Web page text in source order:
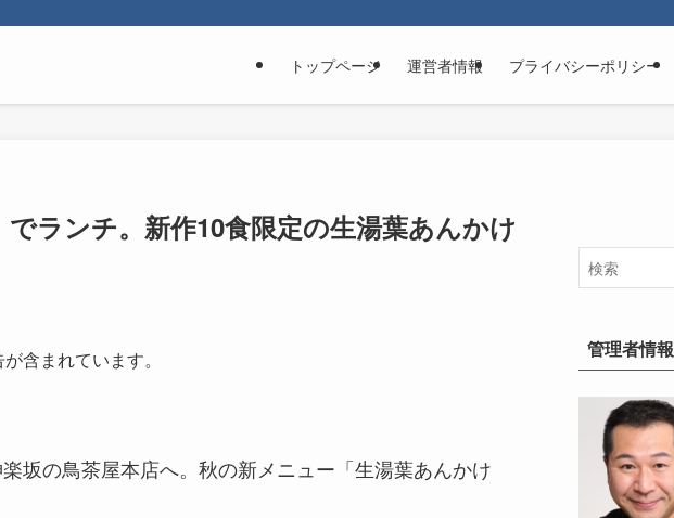
トップページ 運営者情報 プライバシーポリシー
ランチ。新作10食限定の生湯葉あんかけ
含まれています。
坂の鳥茶屋本店へ。秋の新メニュー「生湯葉あんかけ
管理者情報